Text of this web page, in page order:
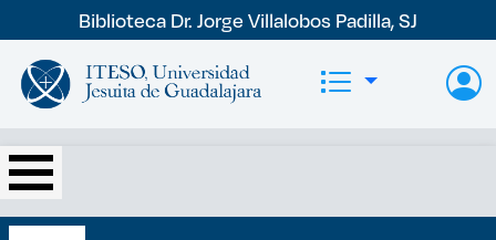
Pasar al contenido principal
Biblioteca Dr. Jorge Villalobos Padilla, SJ